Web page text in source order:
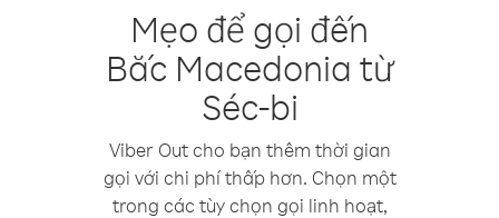
Mẹo để gọi đến
Bắc Macedonia từ
Séc-bi
Viber Out cho bạn thêm thời gian
gọi với chi phí thấp hơn. Chọn một
trong các tùy chọn gọi linh hoạt,